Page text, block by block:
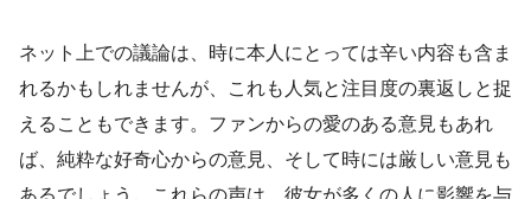
ネット上での議論は、時に本人にとっては辛い内容も含ま
れるかもしれませんが、これも人気と注目度の裏返しと捉
えることもできます。ファンからの愛のある意見もあれ
ば、純粋な好奇心からの意見、そして時には厳しい意見も
あるでしょう。これらの声は、彼女が多くの人に影響を与